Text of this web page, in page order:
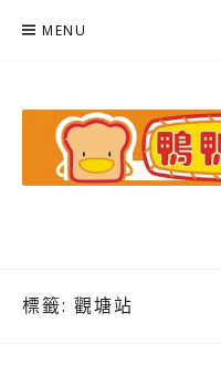
MENU
標籤: 觀塘站